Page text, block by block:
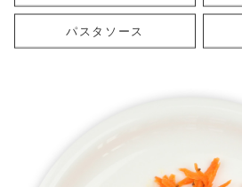
パスタソース